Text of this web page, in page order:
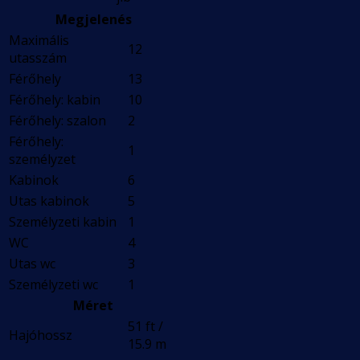
Megjelenés
Maximális
utasszám
12
Férőhely
13
Férőhely: kabin
10
Férőhely: szalon
2
Férőhely:
személyzet
1
Kabinok
6
Utas kabinok
5
Személyzeti kabin
1
WC
4
Utas wc
3
Személyzeti wc
1
Méret
Hajóhossz
51 ft /
15.9 m